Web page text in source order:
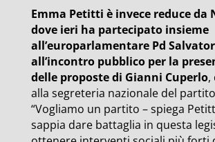
Emma Petitti è invece reduce da
dove ieri ha partecipato insieme
all’europarlamentare Pd
all’incontro pubblico per la
delle proposte di Gianni Cuperlo,
alla segreteria nazionale del
“Vogliamo un partito – spiega
sappia dare battaglia in questa